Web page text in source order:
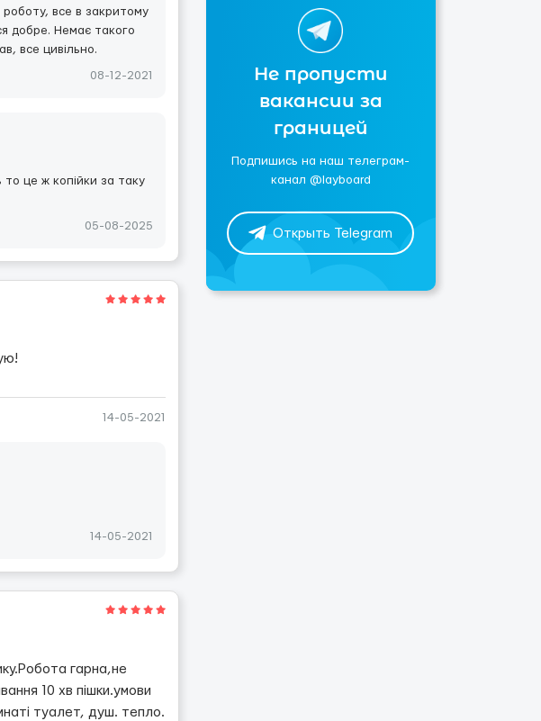
роботу, все в закритому
добре. Немає такого
все цивільно.
08-12-2021
це ж копійки за таку
05-08-2025
14-05-2021
14-05-2021
гарна,не
10 хв пішки.умови
туалет, душ. тепло.
Не пропусти
вакансии за
границей
Подпишись на наш телеграм-
канал @layboard
Открыть Telegram